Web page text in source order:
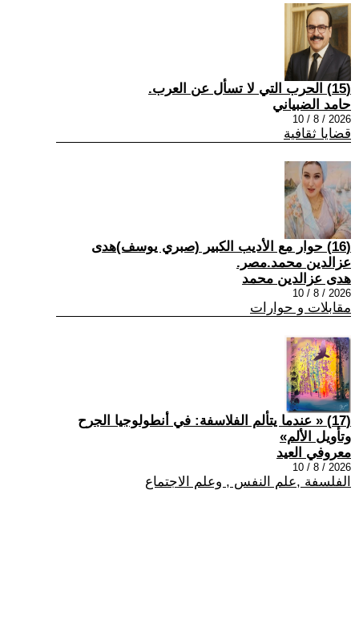
(15) الحرب التي لا تسأل عن العرب.
حامد الضبياني
2026 / 8 / 10
قضايا ثقافية
(16) حوار مع الأديب الكبير (صبري يوسف)هدى
عزالدين محمد.مصر.
هدى عزالدين محمد
2026 / 8 / 10
مقابلات و حوارات
(17) « عندما يتألم الفلاسفة: في أنطولوجيا الجرح
وتأويل الألم»
معروفي العيد
2026 / 8 / 10
الفلسفة ,علم النفس , وعلم الاجتماع